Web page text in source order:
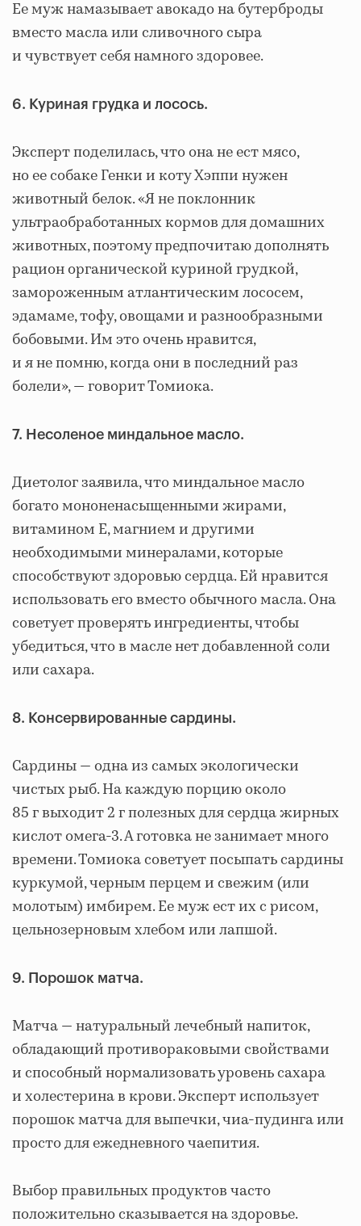
Ее муж намазывает авокадо на бутерброды
вместо масла или сливочного сыра
и чувствует себя намного здоровее.
6. Куриная грудка и лосось.
Эксперт поделилась, что она не ест мясо,
но ее собаке Генки и коту Хэппи нужен
животный белок. «Я не поклонник
ультраобработанных кормов для домашних
животных, поэтому предпочитаю дополнять
рацион органической куриной грудкой,
замороженным атлантическим лососем,
эдамаме, тофу, овощами и разнообразными
бобовыми. Им это очень нравится,
и я не помню, когда они в последний раз
болели», — говорит Томиока.
7. Несоленое миндальное масло.
Диетолог заявила, что миндальное масло
богато мононенасыщенными жирами,
витамином Е, магнием и другими
необходимыми минералами, которые
способствуют здоровью сердца. Ей нравится
использовать его вместо обычного масла. Она
советует проверять ингредиенты, чтобы
убедиться, что в масле нет добавленной соли
или сахара.
8. Консервированные сардины.
Сардины — одна из самых экологически
чистых рыб. На каждую порцию около
85 г выходит 2 г полезных для сердца жирных
кислот омега-3. А готовка не занимает много
времени. Томиока советует посыпать сардины
куркумой, черным перцем и свежим (или
молотым) имбирем. Ее муж ест их с рисом,
цельнозерновым хлебом или лапшой.
9. Порошок матча.
Матча — натуральный лечебный напиток,
обладающий противораковыми свойствами
и способный нормализовать уровень сахара
и холестерина в крови. Эксперт использует
порошок матча для выпечки, чиа-пудинга или
просто для ежедневного чаепития.
Выбор правильных продуктов часто
положительно сказывается на здоровье.